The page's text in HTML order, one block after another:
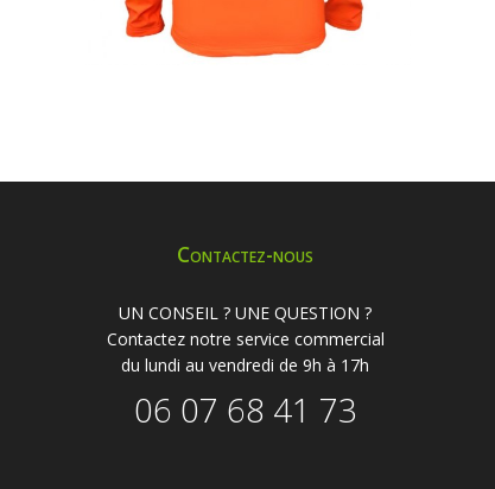
Contactez-nous
UN CONSEIL ? UNE QUESTION ?
Contactez notre service commercial
du lundi au vendredi de 9h à 17h
06 07 68 41 73